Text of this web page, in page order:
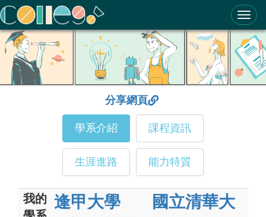
ColleGo! 大學選才與高中育才輔助系統
分享網頁
學系介紹 課程資訊
生涯進路 能力特質
我的
逢甲大學
國立清華大